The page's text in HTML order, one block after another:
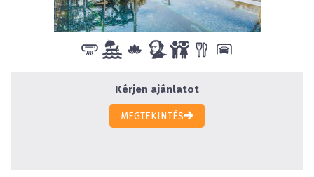
Kérjen ajánlatot
MEGTEKINTÉS